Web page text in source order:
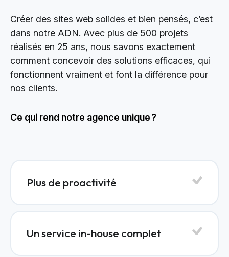
Créer des sites web solides et bien pensés, c’est
dans notre ADN. Avec plus de 500 projets
réalisés en 25 ans, nous savons exactement
comment concevoir des solutions efficaces, qui
fonctionnent vraiment et font la différence pour
nos clients.
Ce qui rend notre agence unique ?
Plus de proactivité
Un service in-house complet